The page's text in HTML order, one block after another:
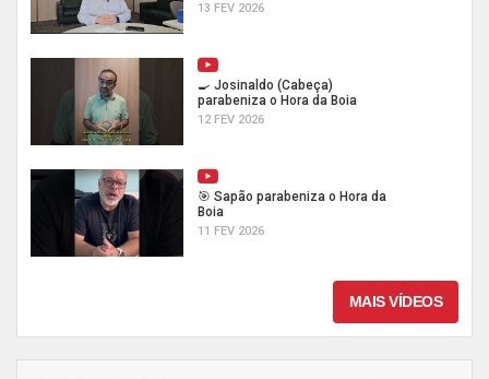
13 FEV 2026
🍳 Josinaldo (Cabeça)
parabeniza o Hora da Boia
12 FEV 2026
🎯 Sapão parabeniza o Hora da
Boia
11 FEV 2026
MAIS VÍDEOS